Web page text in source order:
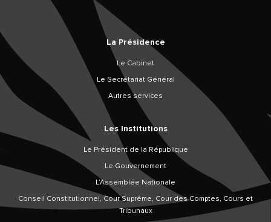
La Présidence
Le Cabinet
Le Secrétariat Général
Autres services
Les Institutions
Le Président de la République
Le Gouvernement
L’Assemblée Nationale
Conseil Constitutionnel, Cour Suprême, Cour des Comptes, Cours et
Tribunaux